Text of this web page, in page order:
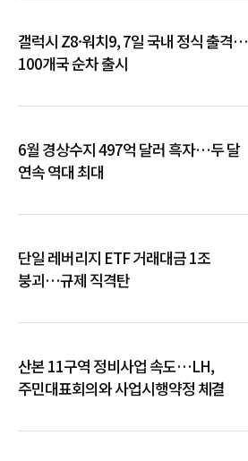
갤럭시 Z8·워치9, 7일 국내 정식 출격…
100개국 순차 출시
6월 경상수지 497억 달러 흑자…두 달
연속 역대 최대
단일 레버리지 ETF 거래대금 1조
붕괴…규제 직격탄
산본 11구역 정비사업 속도…LH,
주민대표회의와 사업시행약정 체결